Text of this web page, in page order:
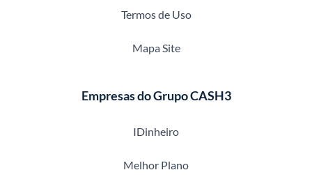
Termos de Uso
Mapa Site
Empresas do Grupo CASH3
IDinheiro
Melhor Plano